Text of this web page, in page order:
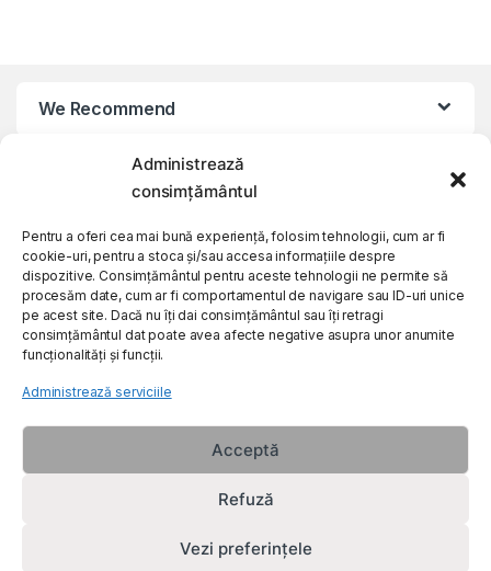
Administrează
consimțământul
Pentru a oferi cea mai bună experiență, folosim tehnologii, cum ar fi
cookie-uri, pentru a stoca și/sau accesa informațiile despre
dispozitive. Consimțământul pentru aceste tehnologii ne permite să
procesăm date, cum ar fi comportamentul de navigare sau ID-uri unice
pe acest site. Dacă nu îți dai consimțământul sau îți retragi
consimțământul dat poate avea afecte negative asupra unor anumite
funcționalități și funcții.
Administrează serviciile
Acceptă
Refuză
Vezi preferințele
We Recommend
My Account
Customer Care
About Us